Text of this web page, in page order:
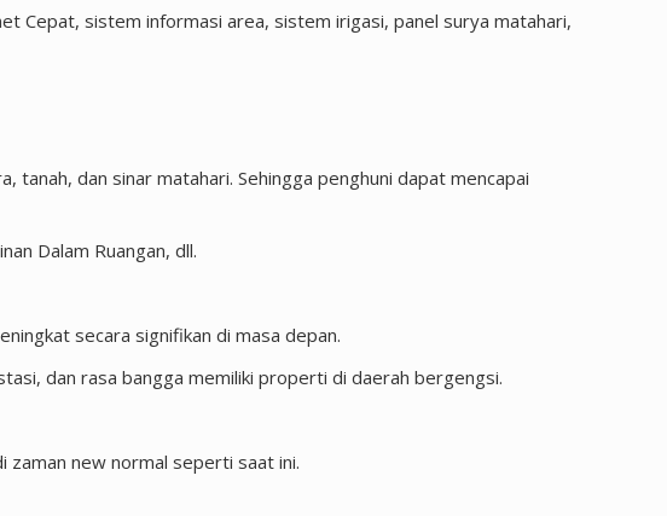
Cepat, sistem informasi area, sistem irigasi, panel surya matahari,
tanah, dan sinar matahari. Sehingga penghuni dapat mencapai
Dalam Ruangan, dll.
secara signifikan di masa depan.
dan rasa bangga memiliki properti di daerah bergengsi.
zaman new normal seperti saat ini.